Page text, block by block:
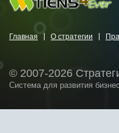
Главная О стратегии
© 2007-2026
Система для развития